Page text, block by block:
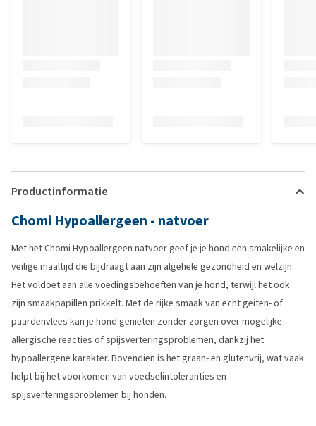
Productinformatie
Chomi Hypoallergeen - natvoer
Met het Chomi Hypoallergeen natvoer geef je je hond een smakelijke en
veilige maaltijd die bijdraagt aan zijn algehele gezondheid en welzijn.
Het voldoet aan alle voedingsbehoeften van je hond, terwijl het ook
zijn smaakpapillen prikkelt. Met de rijke smaak van echt geiten- of
paardenvlees kan je hond genieten zonder zorgen over mogelijke
allergische reacties of spijsverteringsproblemen, dankzij het
hypoallergene karakter. Bovendien is het graan- en glutenvrij, wat vaak
helpt bij het voorkomen van voedselintoleranties en
spijsverteringsproblemen bij honden.